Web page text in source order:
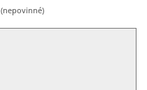
(nepovinné)